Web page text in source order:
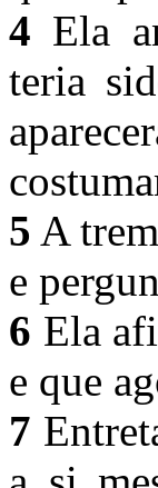
4 Ela
teria
5 A
e
6 Ela
e que
7